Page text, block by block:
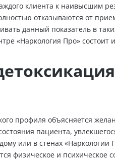
клиента к наивысшим
отказываются от
данный показатель в
«Наркология Про» состоит
профиля объясняется
пациента,
или в стенах «Наркологии
физическое и психическое